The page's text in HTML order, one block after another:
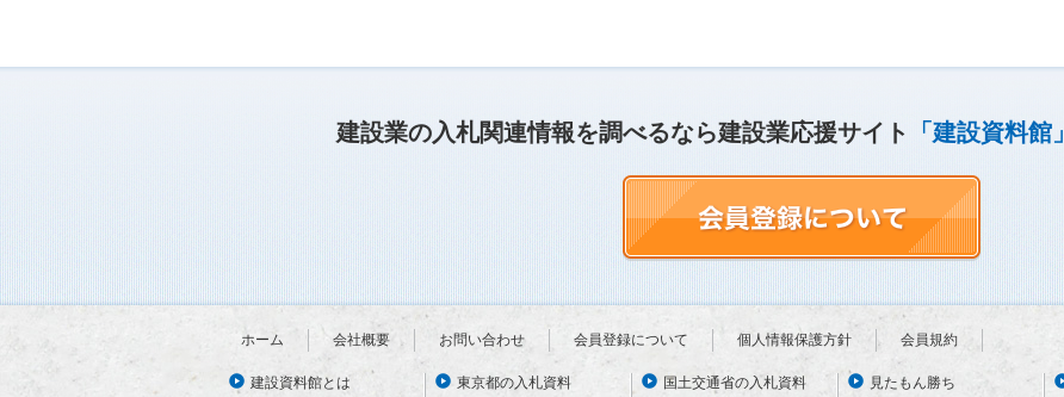
建設業の入札関連情報を調べるなら建設業応援サイト 「建設資料館」
ホーム 会社概要 お問い合わせ 会員登録について 個人情報保護方針 会員規約
建設資料館とは 東京都の入札資料 国土交通省の入札資料 見たもん勝ち